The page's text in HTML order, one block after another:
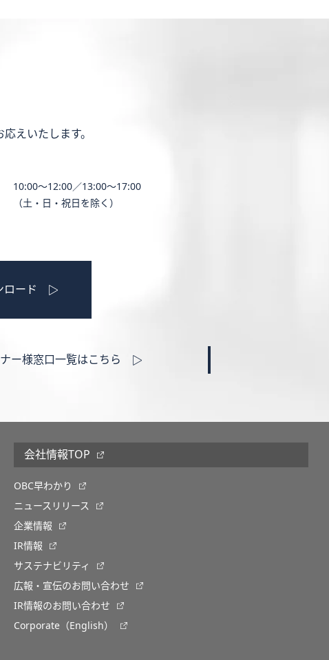
えいたします。
10:00〜12:00／13:00〜17:00
（土・日・祝日を除く）
ロード
ー様窓口一覧はこちら
会社情報TOP
OBC早わかり
ニュースリリース
企業情報
IR情報
サステナビリティ
広報・宣伝のお問い合わせ
IR情報のお問い合わせ
Corporate（English）